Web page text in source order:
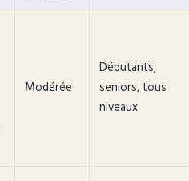
Modérée
Débutants,
seniors, tous
niveaux